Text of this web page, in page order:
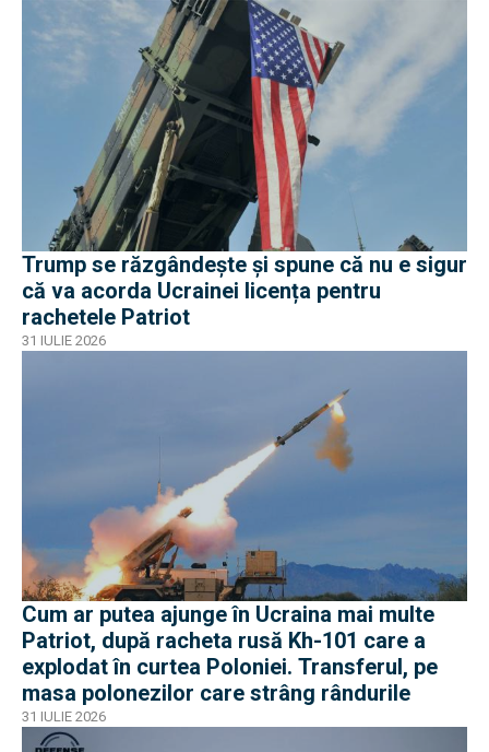
Trump se răzgândește și spune că nu e sigur
că va acorda Ucrainei licența pentru
rachetele Patriot
31 IULIE 2026
Cum ar putea ajunge în Ucraina mai multe
Patriot, după racheta rusă Kh-101 care a
explodat în curtea Poloniei. Transferul, pe
masa polonezilor care strâng rândurile
31 IULIE 2026